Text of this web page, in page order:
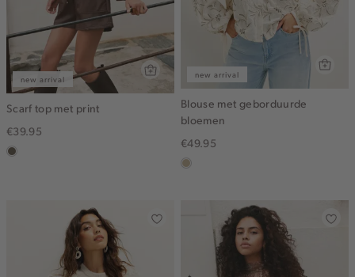
new arrival
Scarf top met print
€39.95
middenbruin
new arrival
Blouse met geborduurde
bloemen
€49.95
lichtzand